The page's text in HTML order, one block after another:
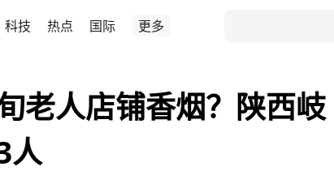
科技 热点 国际 更多
老人店铺香烟？陕西岐
人